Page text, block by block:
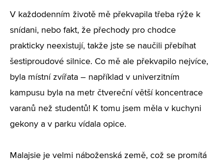
V každodenním životě mě překvapila třeba rýže k
snídani, nebo fakt, že přechody pro chodce
prakticky neexistují, takže jste se naučili přebíhat
šestiproudové silnice. Co mě ale překvapilo nejvíce,
byla místní zvířata – například v univerzitním
kampusu byla na metr čtvereční větší koncentrace
varanů než studentů! K tomu jsem měla v kuchyni
gekony a v parku vídala opice.
Malajsie je velmi náboženská země, což se promítá